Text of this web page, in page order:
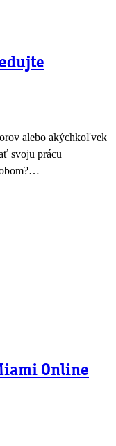
alebo akýchkoľvek
svoju prácu
Online